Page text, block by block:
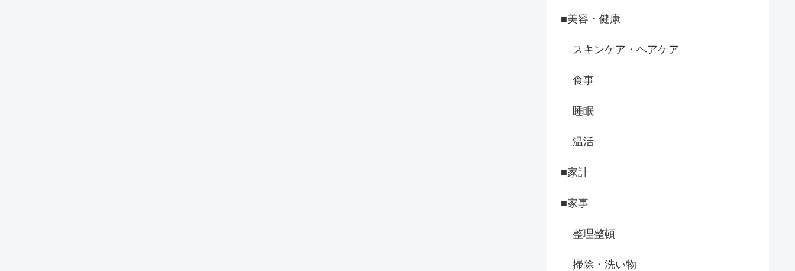
■美容・健康
スキンケア・ヘアケア
食事
睡眠
温活
■家計
■家事
整理整頓
掃除・洗い物